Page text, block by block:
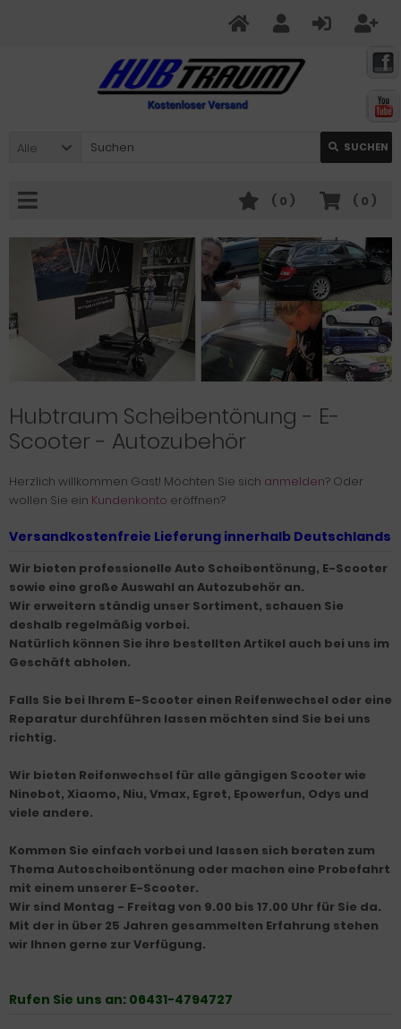
Alle SUCHEN
( 0 )
( 0 )
Hubtraum Scheibentönung - E-
Scooter - Autozubehör
Herzlich willkommen Gast! Möchten Sie sich anmelden? Oder
wollen Sie ein Kundenkonto eröffnen?
Versandkostenfreie Lieferung innerhalb Deutschlands
Wir bieten professionelle Auto Scheibentönung, E-Scooter
sowie eine große Auswahl an Autozubehör an.
Wir erweitern ständig unser Sortiment, schauen Sie
deshalb regelmäßig vorbei.
Natürlich können Sie ihre bestellten Artikel auch bei uns im
Geschäft abholen.
Falls Sie bei Ihrem E-Scooter einen Reifenwechsel oder eine
Reparatur durchführen lassen möchten sind Sie bei uns
richtig.
Wir bieten Reifenwechsel für alle gängigen Scooter wie
Ninebot, Xiaomo, Niu, Vmax, Egret, Epowerfun, Odys und
viele andere.
Kommen Sie einfach vorbei und lassen sich beraten zum
Thema Autoscheibentönung oder machen eine Probefahrt
mit einem unserer E-Scooter.
Wir sind Montag - Freitag von 9.00 bis 17.00 Uhr für Sie da.
Mit der in über 25 Jahren gesammelten Erfahrung stehen
wir Ihnen gerne zur Verfügung.
Rufen Sie uns an: 06431-4794727